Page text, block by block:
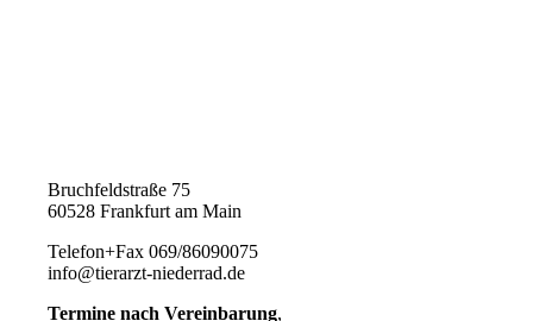
Bruchfeldstraße 75
60528 Frankfurt am Main
Telefon+Fax 069/86090075
info@tierarzt-niederrad.de
Termine nach Vereinbarung,